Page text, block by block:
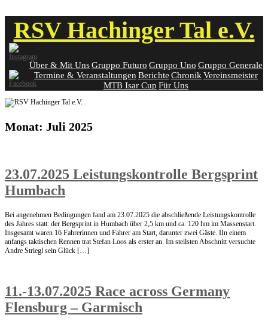
content
RSV Hachinger Tal e.V.
Über & Mit UnsGruppo Futuro Gruppo Uno Gruppo Generale
Termine & Veranstaltungen Berichte Chronik Vereinsmeister
MTB Isar Cup Für Uns
Monat: Juli 2025
23.07.2025 Leistungskontrolle Bergsprint
Humbach
Bei angenehmen Bedingungen fand am 23.07.2025 die abschließende Leistungskontrolle
des Jahres statt: der Bergsprint in Humbach über 2,5 km und ca. 120 hm im Massenstart.
Insgesamt waren 16 Fahrerinnen und Fahrer am Start, darunter zwei Gäste. IIn einem
anfangs taktischen Rennen trat Stefan Loos als erster an. Im steilsten Abschnitt versuchte
Andre Striegl sein Glück […]
11.-13.07.2025 Race across Germany
Flensburg – Garmisch